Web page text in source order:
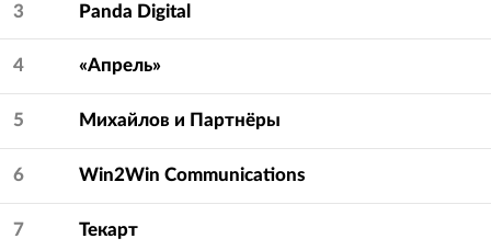
3 Panda Digital
4 «Апрель»
5 Михайлов и Партнёры
6 Win2Win Communications
7 Текарт